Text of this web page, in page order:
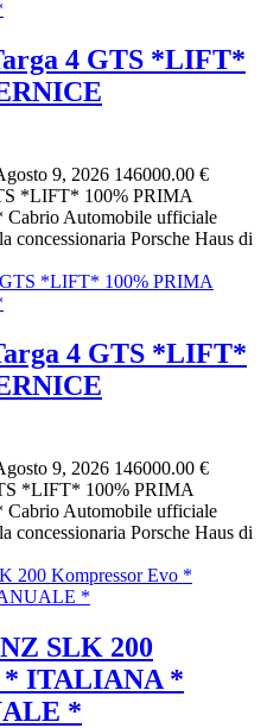
4 GTS *LIFT*
9, 2026 146000.00 €
*LIFT* 100% PRIMA
Automobile ufficiale
concessionaria Porsche Haus di
4 GTS *LIFT*
9, 2026 146000.00 €
*LIFT* 100% PRIMA
Automobile ufficiale
concessionaria Porsche Haus di
SLK 200
* ITALIANA *
*